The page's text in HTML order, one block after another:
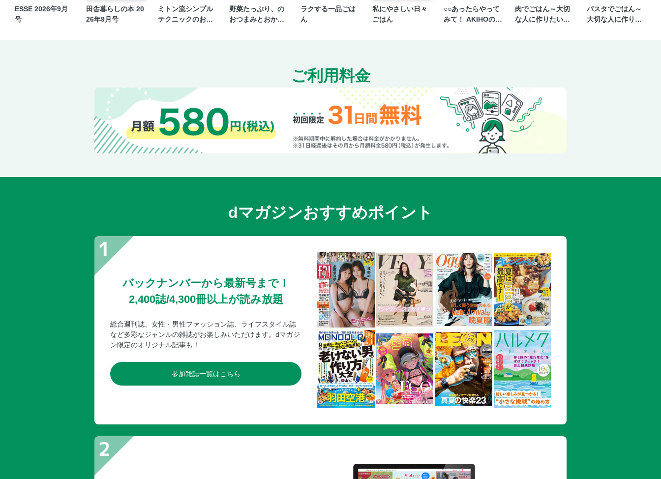
ESSE 2026年9月
号
田舎暮らしの本 20
26年9月号
ミトン流シンプル
テクニックのお菓
野菜たっぷり、の
おつまみとおかず
ラクする一品ごは
ん
私にやさしい日々
ごはん
○○あったらやって
みて！ AKIHOの材
肉でごはん～大切
な人に作りたい！
パスタでごはん～
大切な人に作りた
ご利用料金
dマガジンおすすめポイント
バックナンバーから最新号まで！
2,400誌/4,300冊以上が読み放題
総合週刊誌、女性・男性ファッション誌、ライフスタイル誌
など多彩なジャンルの雑誌がお楽しみいただけます。dマガジ
ン限定のオリジナル記事も！
参加雑誌一覧はこちら